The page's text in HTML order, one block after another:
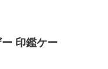
印鑑ケー